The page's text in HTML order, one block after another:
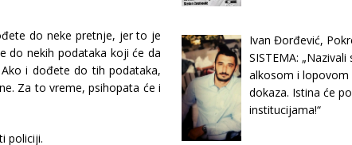
do neke pretnje, jer to je
do nekih podataka koji će da
i dođete do tih podataka,
Za to vreme, psihopata će i
policiji.
Ivan Đorđević,
SISTEMA:
alkosom i lopovom
dokaza. Istina će
institucijama!“